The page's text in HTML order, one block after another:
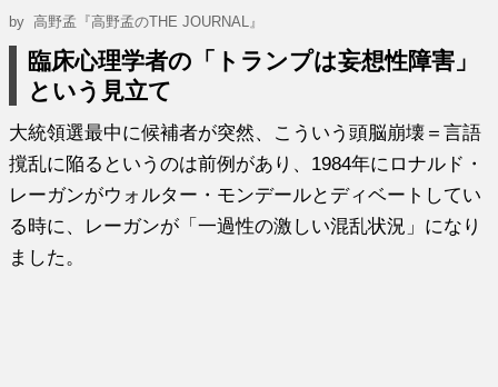
by高野孟『高野孟のTHE JOURNAL』
臨床心理学者の「トランプは妄想性障害」
という見立て
大統領選最中に候補者が突然、こういう頭脳崩壊＝言語
撹乱に陥るというのは前例があり、1984年にロナルド・
レーガンがウォルター・モンデールとディベートしてい
る時に、レーガンが「一過性の激しい混乱状況」になり
ました。